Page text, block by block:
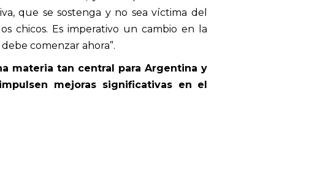
que se sostenga y no sea víctima del
chicos. Es imperativo un cambio en la
comenzar ahora”.
materia tan central para Argentina y
mejoras significativas en el